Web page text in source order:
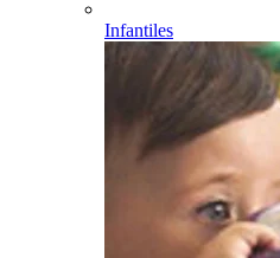
Infantiles